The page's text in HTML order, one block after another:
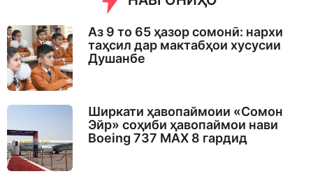
Аз 9 то 65 ҳазор сомонӣ: нархи
таҳсил дар мактабҳои хусусии
Душанбе
Ширкати ҳавопаймоии «Сомон
Эйр» соҳиби ҳавопаймои нави
Boeing 737 MAX 8 гардид